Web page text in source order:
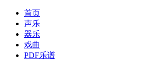
首页
声乐
器乐
戏曲
PDF乐谱